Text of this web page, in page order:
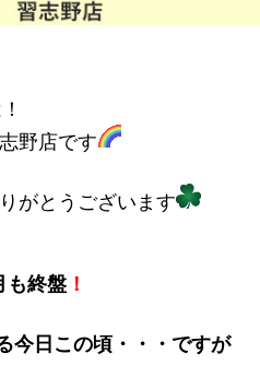
野店です
がとうございます
も終盤！
今日この頃・・・ですが